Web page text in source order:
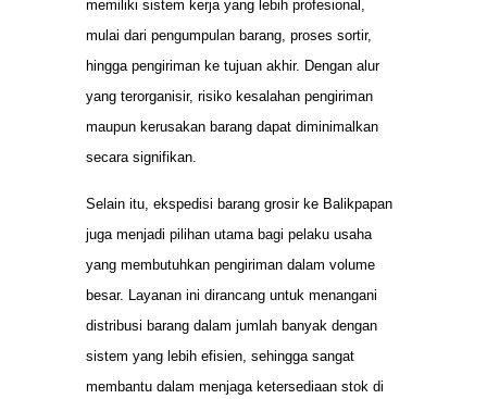
memiliki sistem kerja yang lebih profesional,
mulai dari pengumpulan barang, proses sortir,
hingga pengiriman ke tujuan akhir. Dengan alur
yang terorganisir, risiko kesalahan pengiriman
maupun kerusakan barang dapat diminimalkan
secara signifikan.
Selain itu, ekspedisi barang grosir ke Balikpapan
juga menjadi pilihan utama bagi pelaku usaha
yang membutuhkan pengiriman dalam volume
besar. Layanan ini dirancang untuk menangani
distribusi barang dalam jumlah banyak dengan
sistem yang lebih efisien, sehingga sangat
membantu dalam menjaga ketersediaan stok di